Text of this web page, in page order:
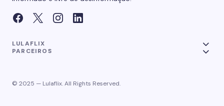
LULAFLIX
PARCEIROS
© 2025 — Lulaflix. All Rights Reserved.